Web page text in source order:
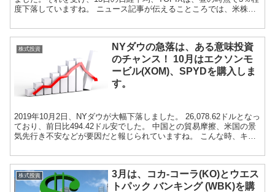
度下落していますね。 ニュース記事が伝えることころでは、米株価
株式投資
NYダウの急落は、ある意味投資
のチャンス！ 10月はエクソンモ
ービル(XOM)、SPYDを購入しま
す。
2019年10月2日、NYダウが大幅下落しました。 26,078.62ドルとなっ
ており、前日比494.42ドル安でした。 中国との貿易摩擦、米国の景
気先行き不安などが要因だと報じられていますね。 こんな時、キャ
株式投資
3月は、コカ-コーラ(KO)とウエス
トパック バンキング (WBK)を購